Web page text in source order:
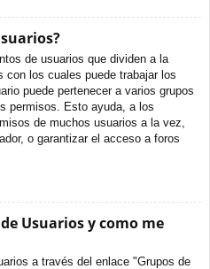
de usuarios que dividen a la
con los cuales puede trabajar los
puede pertenecer a varios grupos
permisos. Esto ayuda, a los
de muchos usuarios a la vez,
o garantizar el acceso a foros
Usuarios y como me
a través del enlace "Grupos de